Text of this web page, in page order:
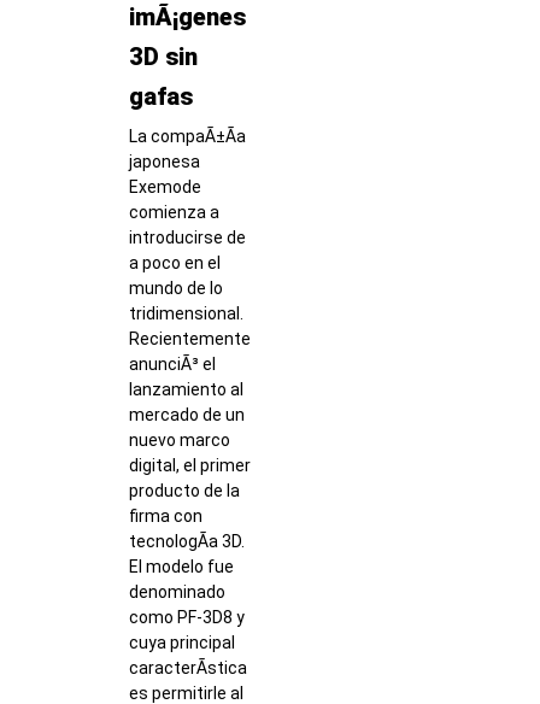
imÃ¡genes
3D sin
gafas
La compaÃ±Ã­a
japonesa
Exemode
comienza a
introducirse de
a poco en el
mundo de lo
tridimensional.
Recientemente
anunciÃ³ el
lanzamiento al
mercado de un
nuevo marco
digital, el primer
producto de la
firma con
tecnologÃ­a 3D.
El modelo fue
denominado
como PF-3D8 y
cuya principal
caracterÃ­stica
es permitirle al